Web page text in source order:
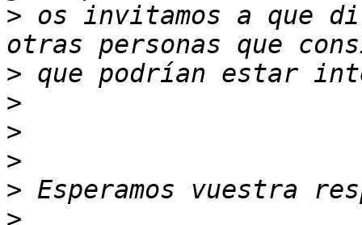
> os invitamos a que
>
>
>
>
>
>